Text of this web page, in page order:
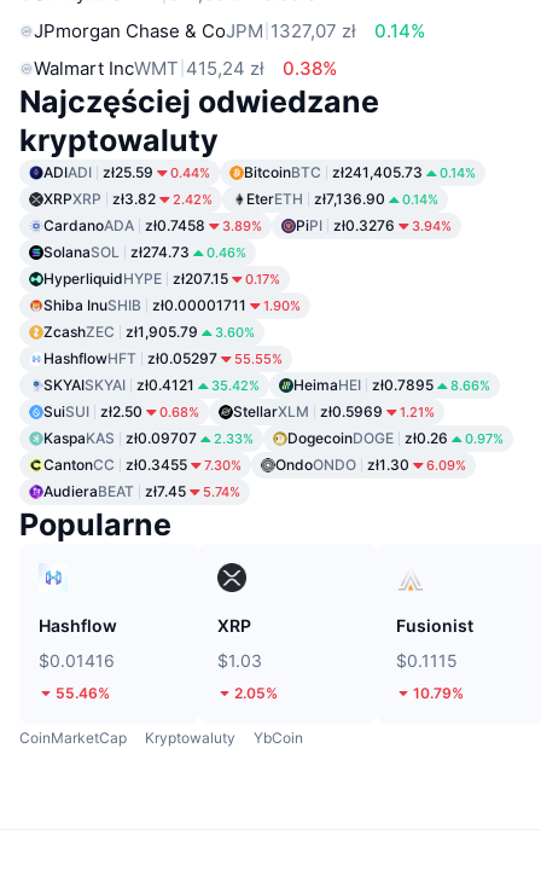
JPmorgan Chase & CoJPM 1327,07 zł
0.14%
Walmart IncWMT 415,24 zł 0.38%
Najczęściej odwiedzane
kryptowaluty
ADIADI zł25.59 0.44% BitcoinBTC zł241,405.73 0.14%
XRPXRP zł3.82 2.42% EterETH zł7,136.90 0.14%
CardanoADA zł0.7458 3.89% PiPI zł0.3276 3.94%
SolanaSOL zł274.73 0.46%
HyperliquidHYPE zł207.15 0.17%
Shiba InuSHIB zł0.00001711 1.90%
ZcashZEC zł1,905.79 3.60%
HashflowHFT zł0.05297 55.55%
SKYAISKYAI zł0.4121 35.42% HeimaHEI zł0.7895 8.66%
SuiSUI zł2.50 0.68% StellarXLM zł0.5969 1.21%
KaspaKAS zł0.09707 2.33% DogecoinDOGE zł0.26 0.97%
CantonCC zł0.3455 7.30% OndoONDO zł1.30 6.09%
AudieraBEAT zł7.45 5.74%
Popularne
Hashflow
$0.01416
55.46%
XRP
$1.03
2.05%
Fusionist
$0.1115
10.79%
CoinMarketCap Kryptowaluty YbCoin